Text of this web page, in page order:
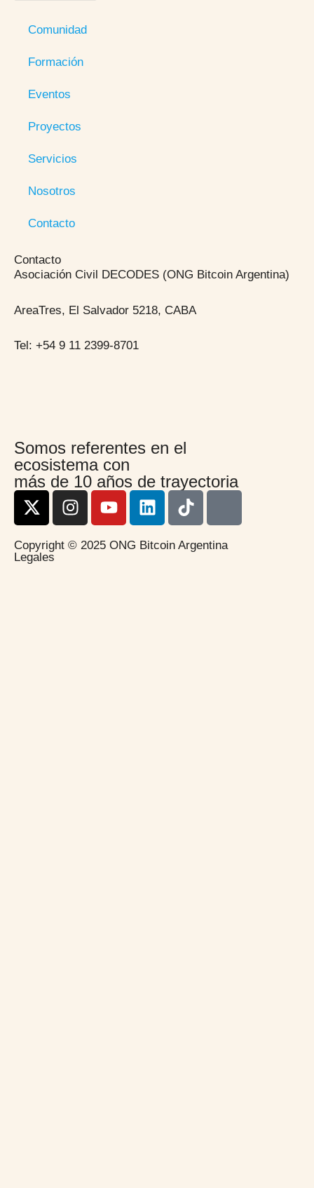
Comunidad
Formación
Eventos
Proyectos
Servicios
Nosotros
Contacto
Contacto
Asociación Civil DECODES (ONG Bitcoin Argentina)
AreaTres, El Salvador 5218, CABA
Tel: +54 9 11 2399-8701
Somos referentes en el
ecosistema con
más de 10 años de trayectoria
Copyright © 2025 ONG Bitcoin Argentina
Legales